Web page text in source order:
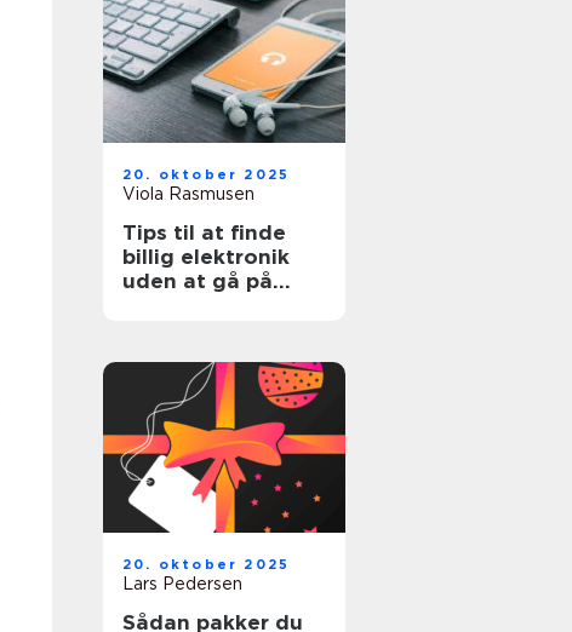
20. oktober 2025
Viola Rasmusen
Tips til at finde
billig elektronik
uden at gå på
20. oktober 2025
Lars Pedersen
Sådan pakker du